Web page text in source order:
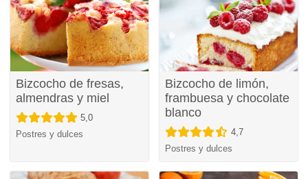
Bizcocho de fresas,
almendras y miel
5,0
Postres y dulces
Bizcocho de limón,
frambuesa y chocolate
blanco
4,7
Postres y dulces